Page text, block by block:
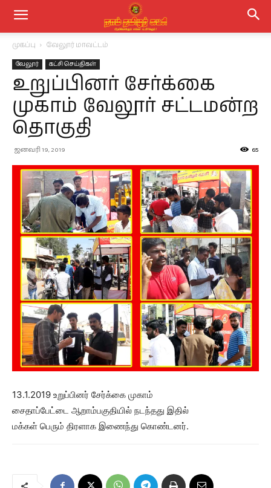
முகப்பு வேலூர் மாவட்டம்
வேலூர் கட்சி செய்திகள்
உறுப்பினர் சேர்க்கை
முகாம் வேலூர் சட்டமன்ற
தொகுதி
ஜனவரி 19, 2019 65
13.1.2019 உறுப்பினர் சேர்க்கை முகாம்
சைதாப்பேட்டை ஆறாம்பகுதியில் நடந்தது இதில்
மக்கள் பெரும் திரளாக இணைந்து கொண்டனர்.